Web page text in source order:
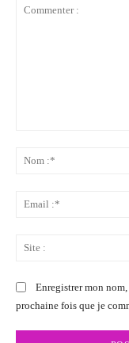
Enregistrer mon
prochaine fois que je